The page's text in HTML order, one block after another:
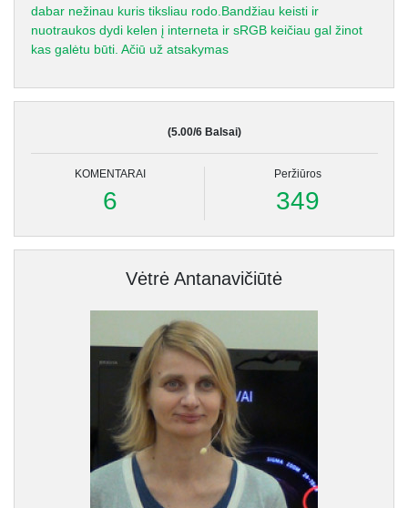
dabar nežinau kuris tiksliau rodo.Bandžiau keisti ir
nuotraukos dydi kelen į interneta ir sRGB keičiau gal žinot
kas galėtu būti. Ačiū už atsakymas
(5.00/6 Balsai)
KOMENTARAI
6
Peržiūros
349
Vėtrė Antanavičiūtė